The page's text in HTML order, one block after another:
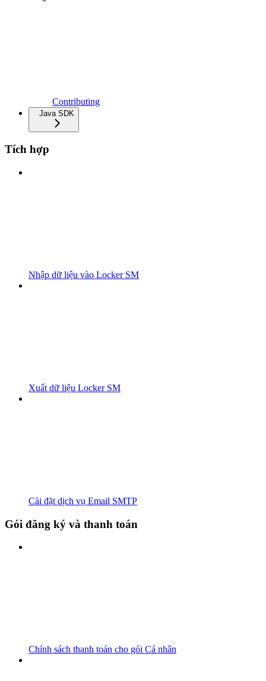
Contributing
Java SDK
Tích hợp
Nhập dữ liệu vào Locker SM
Xuất dữ liệu Locker SM
Cài đặt dịch vụ Email SMTP
Gói đăng ký và thanh toán
Chính sách thanh toán cho gói Cá nhân